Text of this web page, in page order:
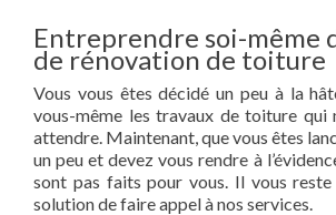
Entreprendre soi-même
de rénovation de toiture
Vous vous êtes décidé un peu à la
vous-même les travaux de toiture qui
attendre. Maintenant, que vous êtes
un peu et devez vous rendre à
sont pas faits pour vous. Il vous reste
solution de faire appel à nos services.